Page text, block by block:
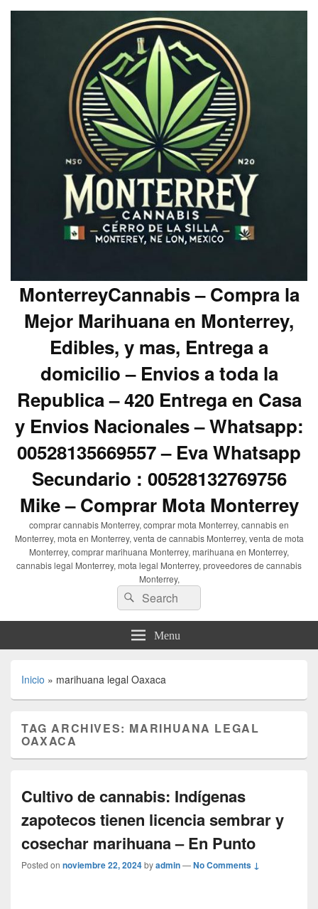
MonterreyCannabis – Compra la
Mejor Marihuana en Monterrey,
Edibles, y mas, Entrega a
domicilio – Envios a toda la
Republica – 420 Entrega en Casa
y Envios Nacionales – Whatsapp:
00528135669557 – Eva Whatsapp
Secundario : 00528132769756
Mike – Comprar Mota Monterrey
comprar cannabis Monterrey, comprar mota Monterrey, cannabis en
Monterrey, mota en Monterrey, venta de cannabis Monterrey, venta de mota
Monterrey, comprar marihuana Monterrey, marihuana en Monterrey,
cannabis legal Monterrey, mota legal Monterrey, proveedores de cannabis
Monterrey,
Search
for:
Search
Menu
Inicio » marihuana legal Oaxaca
TAG ARCHIVES: MARIHUANA LEGAL
OAXACA
Cultivo de cannabis: Indígenas
zapotecos tienen licencia sembrar y
cosechar marihuana – En Punto
Posted on noviembre 22, 2024byadmin—No Comments ↓